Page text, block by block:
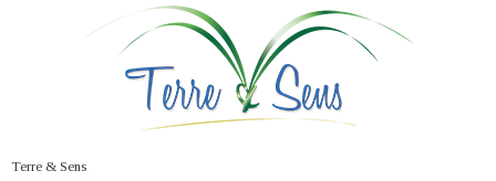
Terre & Sens